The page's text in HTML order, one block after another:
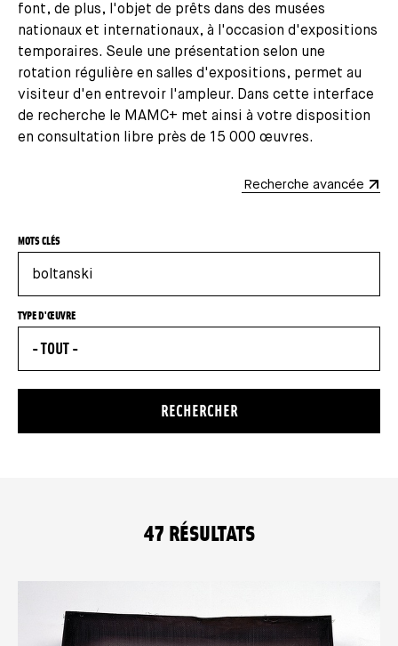
font, de plus, l'objet de prêts dans des musées
nationaux et internationaux, à l'occasion d'expositions
temporaires. Seule une présentation selon une
rotation régulière en salles d'expositions, permet au
visiteur d'en entrevoir l'ampleur. Dans cette interface
de recherche le MAMC+ met ainsi à votre disposition
en consultation libre près de 15 000 œuvres.
Recherche avancée
Formulaire de recherche des collections
MOTS CLÉS
TYPE D'ŒUVRE
47 RÉSULTATS